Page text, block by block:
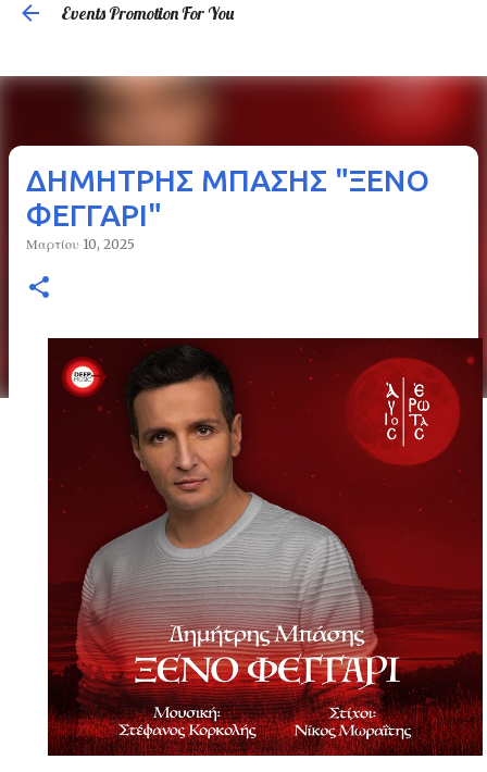
Events Promotion For You
ΔΗΜΗΤΡΗΣ ΜΠΑΣΗΣ "ΞΕΝΟ
ΦΕΓΓΑΡΙ"
Μαρτίου 10, 2025